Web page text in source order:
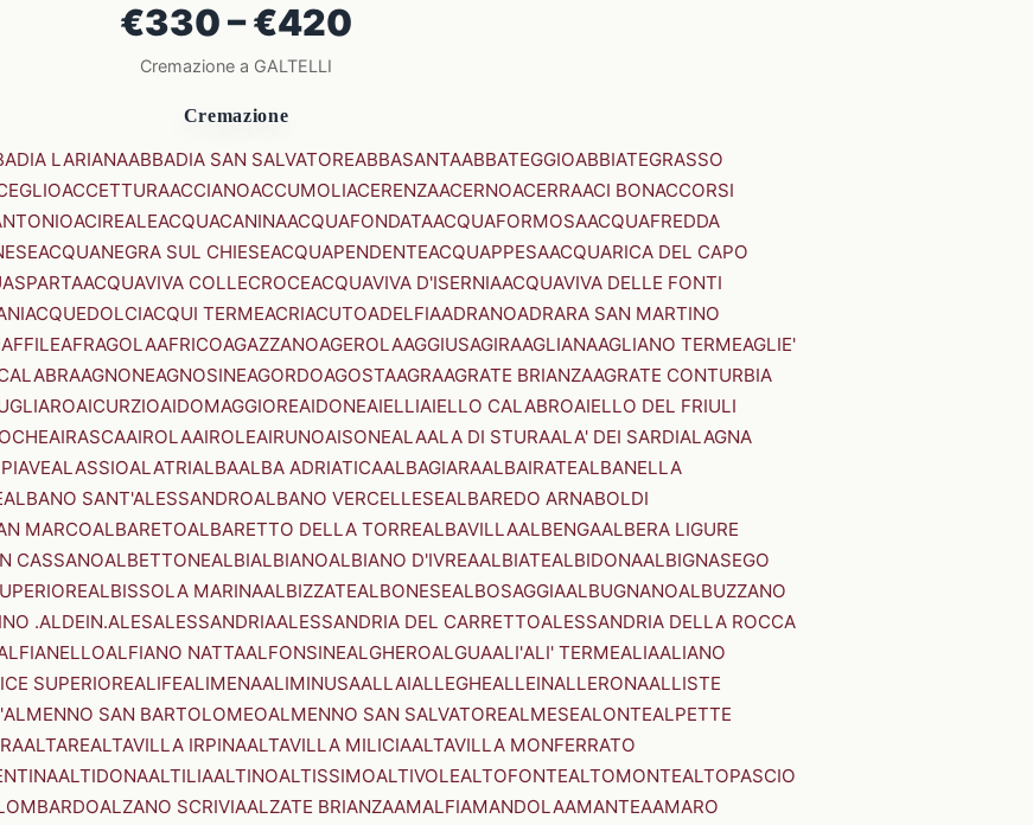
€330 – €420
Cremazione a GALTELLI
Cremazione
LARIANAABBADIA SAN SALVATOREABBASANTAABBATEGGIOABBIATEGRASSO
ACCETTURAACCIANOACCUMOLIACERENZAACERNOACERRAACI BONACCORSI
ACIREALEACQUACANINAACQUAFONDATAACQUAFORMOSAACQUAFREDDA
ACQUANEGRA SUL CHIESEACQUAPENDENTEACQUAPPESAACQUARICA DEL CAPO
ACQUAVIVA COLLECROCEACQUAVIVA D'ISERNIAACQUAVIVA DELLE FONTI
ACQUEDOLCIACQUI TERMEACRIACUTOADELFIAADRANOADRARA SAN MARTINO
AFFILEAFRAGOLAAFRICOAGAZZANOAGEROLAAGGIUSAGIRAAGLIANAAGLIANO TERMEAGLIE'
AGNONEAGNOSINEAGORDOAGOSTAAGRAAGRATE BRIANZAAGRATE CONTURBIA
AICURZIOAIDOMAGGIOREAIDONEAIELLIAIELLO CALABROAIELLO DEL FRIULI
AIRASCAAIROLAAIROLEAIRUNOAISONEALAALA DI STURAALA' DEI SARDIALAGNA
ALASSIOALATRIALBAALBA ADRIATICAALBAGIARAALBAIRATEALBANELLA
ALBANO SANT'ALESSANDROALBANO VERCELLESEALBAREDO ARNABOLDI
MARCOALBARETOALBARETTO DELLA TORREALBAVILLAALBENGAALBERA LIGURE
CASSANOALBETTONEALBIALBIANOALBIANO D'IVREAALBIATEALBIDONAALBIGNASEGO
ALBISSOLA MARINAALBIZZATEALBONESEALBOSAGGIAALBUGNANOALBUZZANO
.ALDEIN.ALESALESSANDRIAALESSANDRIA DEL CARRETTOALESSANDRIA DELLA ROCCA
ALFIANO NATTAALFONSINEALGHEROALGUAALI'ALI' TERMEALIAALIANO
SUPERIOREALIFEALIMENAALIMINUSAALLAIALLEGHEALLEINALLERONAALLISTE
ALMENNO SAN BARTOLOMEOALMENNO SAN SALVATOREALMESEALONTEALPETTE
ALTAREALTAVILLA IRPINAALTAVILLA MILICIAALTAVILLA MONFERRATO
ALTIDONAALTILIAALTINOALTISSIMOALTIVOLEALTOFONTEALTOMONTEALTOPASCIO
ALZANO SCRIVIAALZATE BRIANZAAMALFIAMANDOLAAMANTEAAMARO